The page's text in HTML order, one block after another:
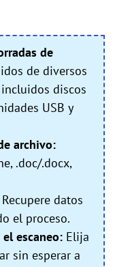
de
de diversos
discos
USB y
archivo:
.doc/.docx,
Recupere datos
el proceso.
escaneo: Elija
sin esperar a